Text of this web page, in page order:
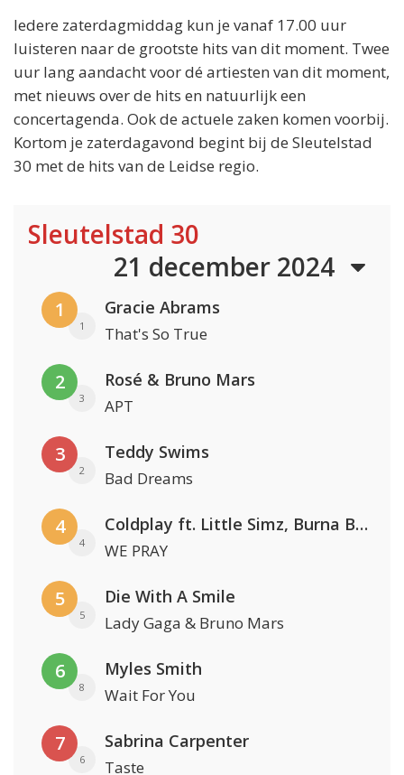
Iedere zaterdagmiddag kun je vanaf 17.00 uur
luisteren naar de grootste hits van dit moment. Twee
uur lang aandacht voor dé artiesten van dit moment,
met nieuws over de hits en natuurlijk een
concertagenda. Ook de actuele zaken komen voorbij.
Kortom je zaterdagavond begint bij de Sleutelstad
30 met de hits van de Leidse regio.
Sleutelstad 30
21 december 2024
1
1
Gracie Abrams
That's So True
2
3
Rosé & Bruno Mars
APT
3
2
Teddy Swims
Bad Dreams
4
4
Coldplay ft. Little Simz, Burna Boy, Elyanna & Tini
WE PRAY
5
5
Die With A Smile
Lady Gaga & Bruno Mars
6
8
Myles Smith
Wait For You
7
6
Sabrina Carpenter
Taste